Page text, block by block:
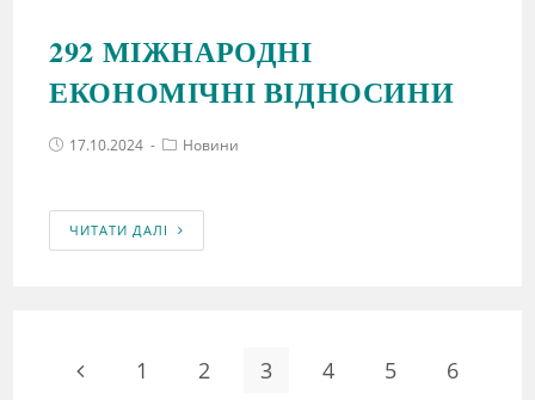
292 МІЖНАРОДНІ
ЕКОНОМІЧНІ ВІДНОСИНИ
17.10.2024 Новини
ЧИТАТИ ДАЛІ
1 2 3 4 5
6